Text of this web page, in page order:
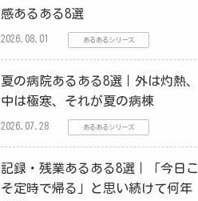
感あるある8選
2026.08.01 あるあるシリーズ
夏の病院あるある8選｜外は灼熱、
中は極寒、それが夏の病棟
2026.07.28 あるあるシリーズ
記録・残業あるある8選｜「今日こ
そ定時で帰る」と思い続けて何年